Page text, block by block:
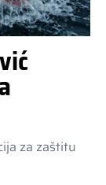
za zaštitu